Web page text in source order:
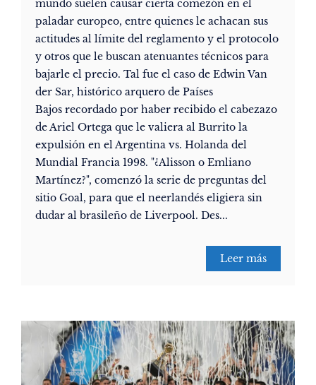
mundo suelen causar cierta comezón en el
paladar europeo, entre quienes le achacan sus
actitudes al límite del reglamento y el protocolo
y otros que le buscan atenuantes técnicos para
bajarle el precio. Tal fue el caso de Edwin Van
der Sar, histórico arquero de Países
Bajos recordado por haber recibido el cabezazo
de Ariel Ortega que le valiera al Burrito la
expulsión en el Argentina vs. Holanda del
Mundial Francia 1998. "¿Alisson o Emliano
Martínez?", comenzó la serie de preguntas del
sitio Goal, para que el neerlandés eligiera sin
dudar al brasileño de Liverpool. Des...
Leer más